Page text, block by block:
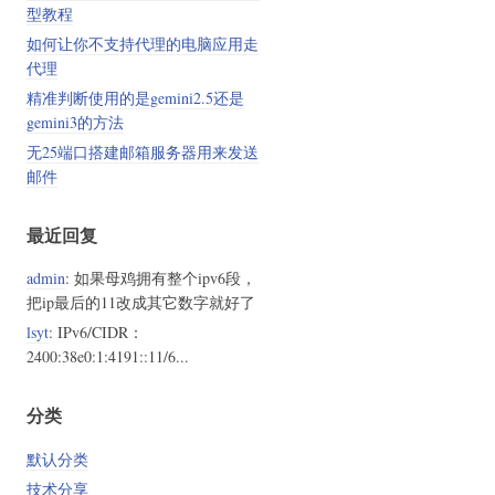
型教程
如何让你不支持代理的电脑应用走
代理
精准判断使用的是gemini2.5还是
gemini3的方法
无25端口搭建邮箱服务器用来发送
邮件
最近回复
admin: 如果母鸡拥有整个ipv6段，
把ip最后的11改成其它数字就好了
lsyt: IPv6/CIDR：
2400:38e0:1:4191::11/6...
分类
默认分类
技术分享